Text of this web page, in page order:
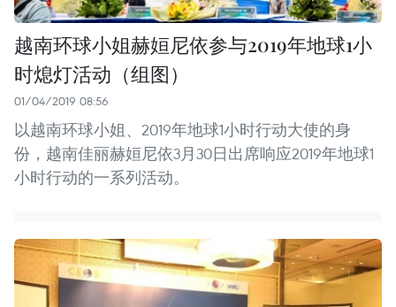
越南环球小姐赫姮尼依参与2019年地球1小
时熄灯活动（组图）
01/04/2019 08:56
以越南环球小姐、2019年地球1小时行动大使的身
份，越南佳丽赫姮尼依3月30日出席响应2019年地球1
小时行动的一系列活动。